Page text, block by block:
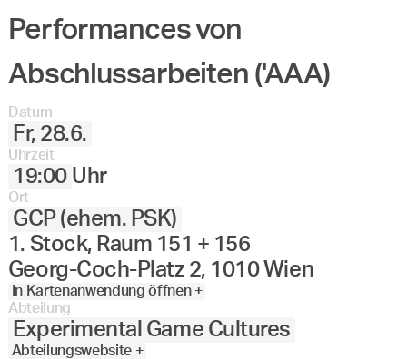
Performances von
Abschlussarbeiten ('AAA)
Datum
Fr, 28.6.
Uhrzeit
19:00 Uhr
Ort
GCP (ehem. PSK)
1. Stock, Raum 151 + 156
Georg-Coch-Platz 2, 1010 Wien
In Kartenanwendung öffnen +
Abteilung
Experimental Game Cultures
Abteilungswebsite +